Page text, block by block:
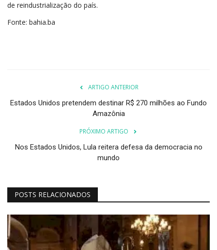
de reindustrialização do país.
Fonte: bahia.ba
ARTIGO ANTERIOR
Estados Unidos pretendem destinar R$ 270 milhões ao Fundo
Amazônia
PRÓXIMO ARTIGO
Nos Estados Unidos, Lula reitera defesa da democracia no
mundo
POSTS RELACIONADOS